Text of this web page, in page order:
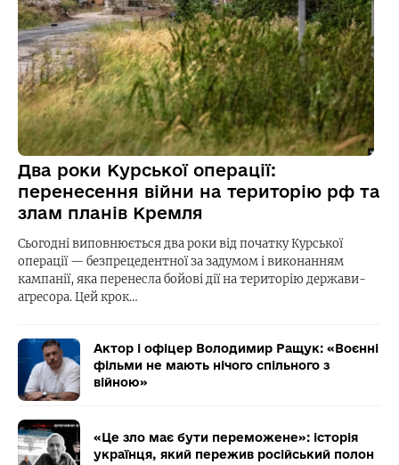
Два роки Курської операції:
перенесення війни на територію рф та
злам планів Кремля
Сьогодні виповнюється два роки від початку Курської
операції — безпрецедентної за задумом і виконанням
кампанії, яка перенесла бойові дії на територію держави-
агресора. Цей крок…
Актор і офіцер Володимир Ращук: «Воєнні
фільми не мають нічого спільного з
війною»
«Це зло має бути переможене»: історія
українця, який пережив російський полон